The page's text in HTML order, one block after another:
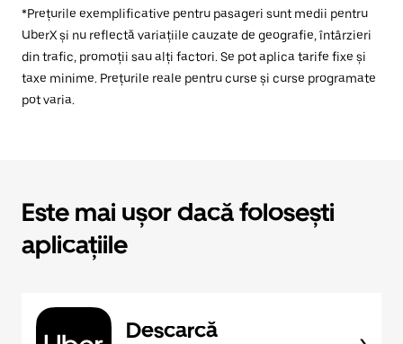
*Prețurile exemplificative pentru pasageri sunt medii pentru
UberX și nu reflectă variațiile cauzate de geografie, întârzieri
din trafic, promoții sau alți factori. Se pot aplica tarife fixe și
taxe minime. Prețurile reale pentru curse și curse programate
pot varia.
Este mai ușor dacă folosești
aplicațiile
Descarcă